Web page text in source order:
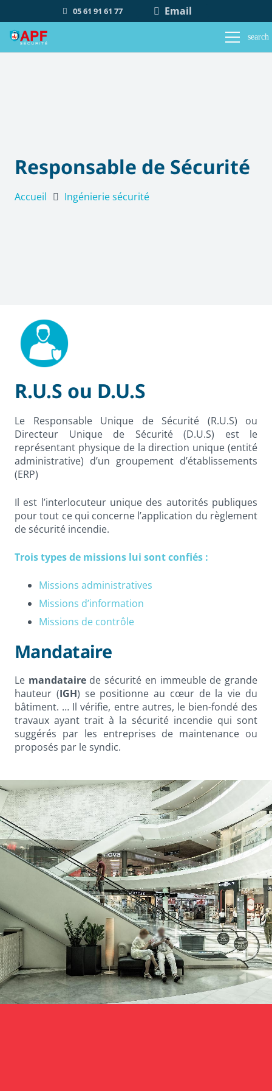
05 61 91 61 77 Email
search
Responsable de Sécurité
Accueil Ingénierie sécurité
R.U.S ou D.U.S
Le Responsable Unique de Sécurité (R.U.S) ou
Directeur Unique de Sécurité (D.U.S) est le
représentant physique de la direction unique (entité
administrative) d’un groupement d’établissements
(ERP)
Il est l’interlocuteur unique des autorités publiques
pour tout ce qui concerne l’application du règlement
de sécurité incendie.
Trois types de missions lui sont confiés :
Missions administratives
Missions d’information
Missions de contrôle
Mandataire
Le mandatairede sécurité en immeuble de grande
hauteur (IGH) se positionne au cœur de la vie du
bâtiment. … Il vérifie, entre autres, le bien-fondé des
travaux ayant trait à la sécurité incendie qui sont
suggérés par les entreprises de maintenance ou
proposés par le syndic.